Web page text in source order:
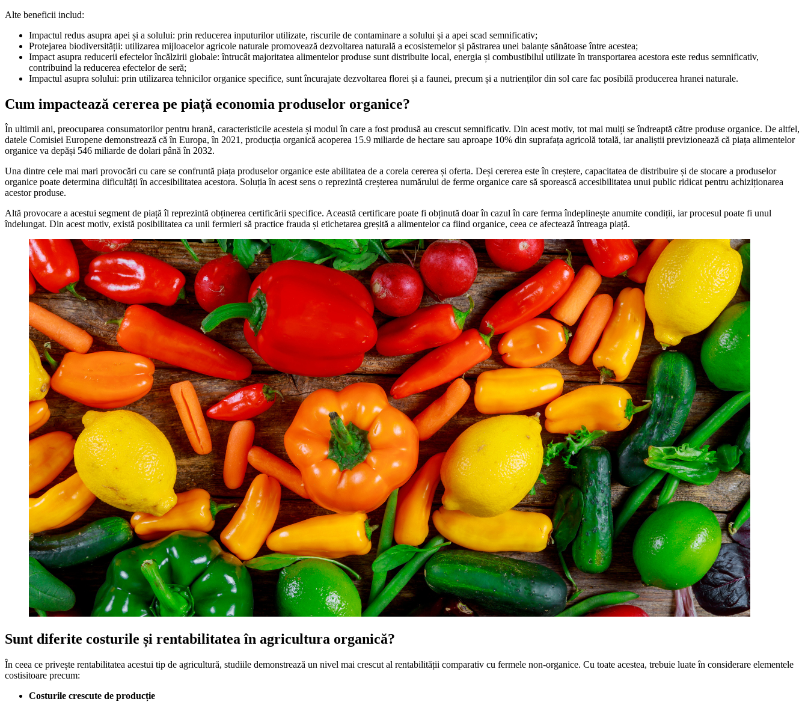
Alte beneficii includ:
Impactul redus asupra apei și a solului: prin reducerea inputurilor utilizate, riscurile de contaminare a solului și a apei scad semnificativ;
Protejarea biodiversității: utilizarea mijloacelor agricole naturale promovează dezvoltarea naturală a ecosistemelor și păstrarea unei balanțe sănătoase între acestea;
Impact asupra reducerii efectelor încălzirii globale: întrucât majoritatea alimentelor produse sunt distribuite local, energia și combustibilul utilizate în transportarea acestora este redus semnificativ,
contribuind la reducerea efectelor de seră;
Impactul asupra solului: prin utilizarea tehnicilor organice specifice, sunt încurajate dezvoltarea florei și a faunei, precum și a nutrienților din sol care fac posibilă producerea hranei naturale.
Cum impactează cererea pe piață economia produselor organice?
În ultimii ani, preocuparea consumatorilor pentru hrană, caracteristicile acesteia și modul în care a fost produsă au crescut semnificativ. Din acest motiv, tot mai mulți se îndreaptă către produse organice. De altfel,
datele Comisiei Europene demonstrează că în Europa, în 2021, producția organică acoperea 15.9 miliarde de hectare sau aproape 10% din suprafața agricolă totală, iar analiștii previzionează că piața alimentelor
organice va depăși 546 miliarde de dolari până în 2032.
Una dintre cele mai mari provocări cu care se confruntă piața produselor organice este abilitatea de a corela cererea și oferta. Deși cererea este în creștere, capacitatea de distribuire și de stocare a produselor
organice poate determina dificultăți în accesibilitatea acestora. Soluția în acest sens o reprezintă creșterea numărului de ferme organice care să sporească accesibilitatea unui public ridicat pentru achiziționarea
acestor produse.
Altă provocare a acestui segment de piață îl reprezintă obținerea certificării specifice. Această certificare poate fi obținută doar în cazul în care ferma îndeplinește anumite condiții, iar procesul poate fi unul
îndelungat. Din acest motiv, există posibilitatea ca unii fermieri să practice frauda și etichetarea greșită a alimentelor ca fiind organice, ceea ce afectează întreaga piață.
Sunt diferite costurile și rentabilitatea în agricultura organică?
În ceea ce privește rentabilitatea acestui tip de agricultură, studiile demonstrează un nivel mai crescut al rentabilității comparativ cu fermele non-organice. Cu toate acestea, trebuie luate în considerare elementele
costisitoare precum:
Costurile crescute de producție